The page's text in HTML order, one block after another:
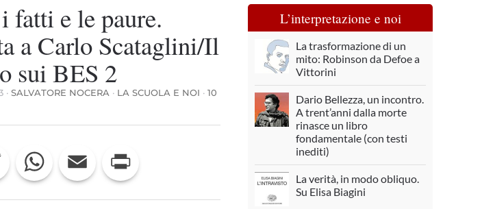
fatti e le paure.
a Carlo Scataglini/Il
sui BES 2
· SALVATORE NOCERA · LA SCUOLA E NOI · 10
Twitter WhatsApp Email
L’interpretazione e noi
La trasformazione di un
mito: Robinson da Defoe a
Vittorini
Dario Bellezza, un incontro.
A trent’anni dalla morte
rinasce un libro
fondamentale (con testi
inediti)
La verità, in modo obliquo.
Su Elisa Biagini